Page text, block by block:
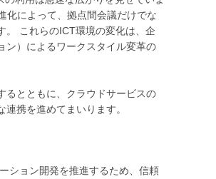
化によって、拠点間会議だけでな
。 これらのICT環境の変化は、企
ン）によるワークスタイル変革の
るとともに、クラウドサービスの
携を進めてまいります。
ション開発を推進するため、信頼